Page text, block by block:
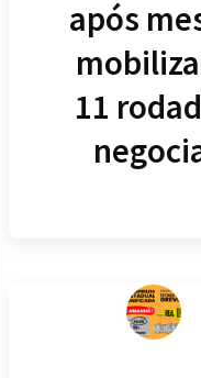
após
11